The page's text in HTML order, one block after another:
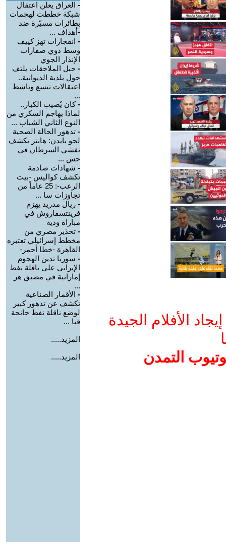
الأفلام الجيدة
التمدن
- العراق يعلن اعتقال
شبكة خططت لهجمات
بطائرات مسيّرة ضد
-أهداف ...
- انفجارات تهز كييف
وسط دوي صفارات
الإنذار الجوي
- حبل الملاحقات يلتف
حول بلدية الديوانية..
اعتقالات تتسع وناشط
...
-كان يُصيب الكبار..
لماذا يهاجم السكري من
النوع الثاني الشباب ...
- تدهور الحالة الصحية
لجو بايدن: هانتر يكشف
تفشي السرطان في
جس ...
- شهادات صادمة
تكشف كواليس -بيت
الرعب-: 25 عاماً من
تجاوزات سا ...
- ريال مدريد يهزم
فرينتسفاروش في
مباراة ودية
- تحذير مصري من
مخطط إسرائيلي تعتبره
القاهرة -خطا أحمر-
- سوريا تدين الهجوم
الإيراني على ناقلة نفط
إماراتية في مضيق هر
...
- الأقمار الصناعية
تكشف عن تدهور كبير
لوضع ناقلة نفط جانحة
قبا ...
المزيد.....
المزيد.....